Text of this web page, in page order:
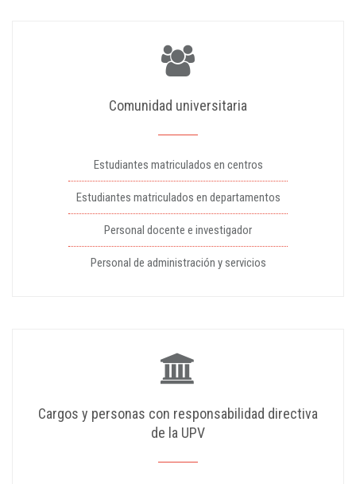
Comunidad universitaria
Estudiantes matriculados en centros
Estudiantes matriculados en departamentos
Personal docente e investigador
Personal de administración y servicios
Cargos y personas con responsabilidad directiva
de la UPV